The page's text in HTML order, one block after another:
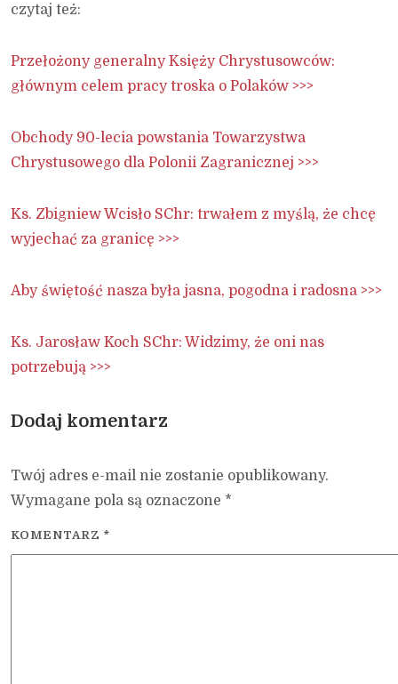
czytaj też:
Przełożony generalny Księży Chrystusowców:
głównym celem pracy troska o Polaków >>>
Obchody 90-lecia powstania Towarzystwa
Chrystusowego dla Polonii Zagranicznej >>>
Ks. Zbigniew Wcisło SChr: trwałem z myślą, że chcę
wyjechać za granicę >>>
Aby świętość nasza była jasna, pogodna i radosna >>>
Ks. Jarosław Koch SChr: Widzimy, że oni nas
potrzebują >>>
Dodaj komentarz
Twój adres e-mail nie zostanie opublikowany.
Wymagane pola są oznaczone *
KOMENTARZ *